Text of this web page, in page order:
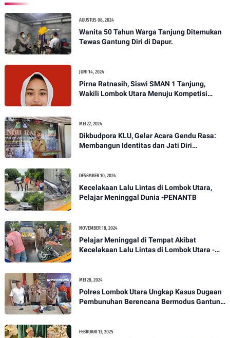
AGUSTUS 08, 2024
Wanita 50 Tahun Warga Tanjung Ditemukan
Tewas Gantung Diri di Dapur.
JUNI 14, 2024
Pirna Ratnasih, Siswi SMAN 1 Tanjung,
Wakili Lombok Utara Menuju Kompetisi
MEI 22, 2024
Dikbudpora KLU, Gelar Acara Gendu Rasa:
Membangun Identitas dan Jati Diri
DESEMBER 10, 2024
Kecelakaan Lalu Lintas di Lombok Utara,
Pelajar Meninggal Dunia -PENANTB
NOVEMBER 18, 2024
Pelajar Meninggal di Tempat Akibat
Kecelakaan Lalu Lintas di Lombok Utara -
MEI 28, 2024
Polres Lombok Utara Ungkap Kasus Dugaan
Pembunuhan Berencana Bermodus Gantung
FEBRUARI 13, 2025